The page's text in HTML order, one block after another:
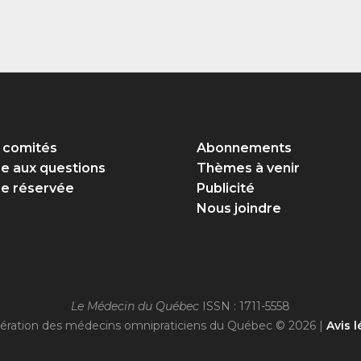
comités
aux questions
réservée
Abonnements
Thèmes à venir
Publicité
Nous joindre
Le Médecin du Québec ISSN : 1711-5558
des médecins omnipraticiens du Québec © 2026 | Avis